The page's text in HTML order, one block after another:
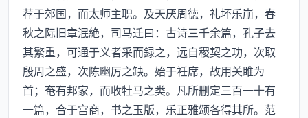
荐于郊国，而太师主职。及天厌周徳，礼坏乐崩，春
秋之际旧章泯絶，司马迁曰：古诗三千余篇，孔子去
其繁重，可通于义者采而録之，远自稷契之功，次取
殷周之盛，次陈幽厉之缺。始于衽席，故用关雎为
首；奄有邦家，而收牡马之类。凡所删定三百一十有
一篇，合于宫商，书之玉版，乐正雅颂各得其所。范